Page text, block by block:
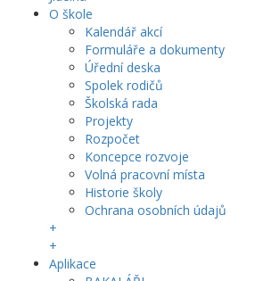
O škole
Kalendář akcí
Formuláře a dokumenty
Úřední deska
Spolek rodičů
Školská rada
Projekty
Rozpočet
Koncepce rozvoje
Volná pracovní místa
Historie školy
Ochrana osobních údajů
+
+
Aplikace